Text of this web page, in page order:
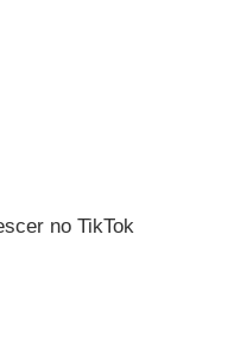
no TikTok